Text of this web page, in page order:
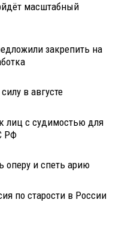
масштабный
закрепить на
в августе
лиц с судимостью для
РФ
оперу и спеть арию
по старости в России